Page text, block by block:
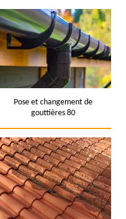
Pose et changement de
gouttières 80